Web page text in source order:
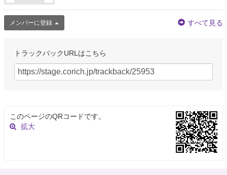
メンバーに登録 すべて見る
トラックバックURLはこちら
このページのQRコードです。
拡大